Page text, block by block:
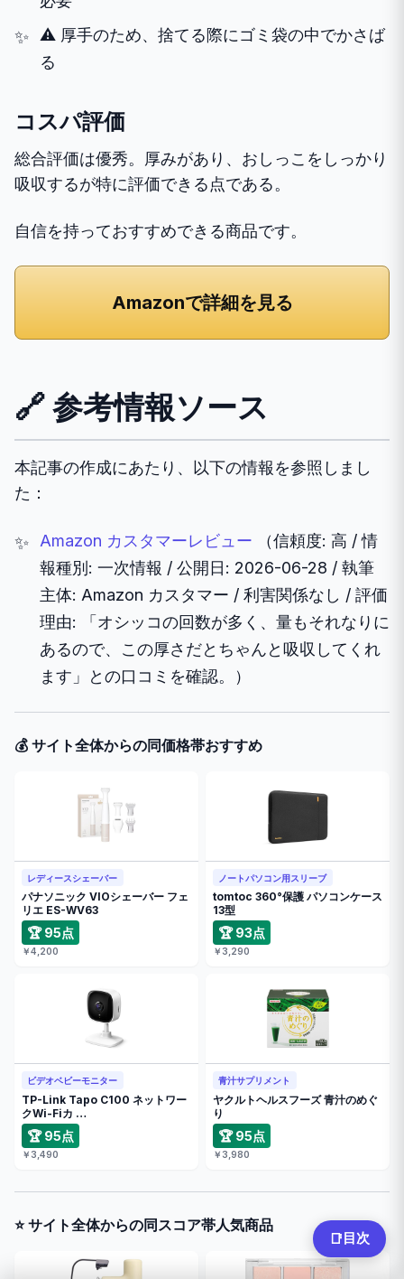
⚠️ 厚手のため、捨てる際にゴミ袋の中でかさば
る
コスパ評価
総合評価は優秀。厚みがあり、おしっこをしっかり
吸収するが特に評価できる点である。
自信を持っておすすめできる商品です。
Amazonで詳細を見る
🔗 参考情報ソース
本記事の作成にあたり、以下の情報を参照しまし
た：
Amazon カスタマーレビュー （信頼度: 高 / 情
報種別: 一次情報 / 公開日: 2026-06-28 / 執筆
主体: Amazon カスタマー / 利害関係なし / 評価
理由: 「オシッコの回数が多く、量もそれなりに
あるので、この厚さだとちゃんと吸収してくれ
ます」との口コミを確認。）
📑 目次
💰 サイト全体からの同価格帯おすすめ
レディースシェーバー
パナソニック VIOシェーバー フェ
リエ ES-WV63
🏆 95点
￥4,200
ノートパソコン用スリーブ
tomtoc 360°保護 パソコンケース
13型
🏆 93点
￥3,290
ビデオベビーモニター
TP-Link Tapo C100 ネットワー
クWi-Fiカ …
🏆 95点
￥3,490
青汁サプリメント
ヤクルトヘルスフーズ 青汁のめぐ
り
🏆 95点
￥3,980
⭐ サイト全体からの同スコア帯人気商品